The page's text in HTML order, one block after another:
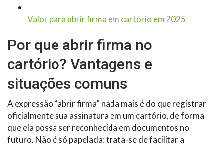
Valor para abrir firma em cartório em 2025
Por que abrir firma no
cartório? Vantagens e
situações comuns
A expressão “abrir firma” nada mais é do que registrar
oficialmente sua assinatura em um cartório, de forma
que ela possa ser reconhecida em documentos no
futuro. Não é só papelada: trata-se de facilitar a